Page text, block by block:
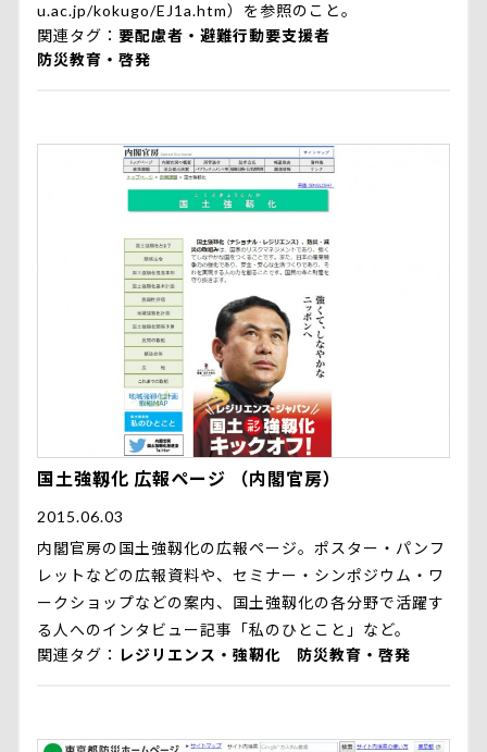
u.ac.jp/kokugo/EJ1a.htm）を参照のこと。
関連タグ
要配慮者・避難行動要支援者
防災教育・啓発
国土強靱化 広報ページ （内閣官房）
2015.06.03
内閣官房の国土強靱化の広報ページ。ポスター・パンフ
レットなどの広報資料や、セミナー・シンポジウム・ワ
ークショップなどの案内、国土強靱化の各分野で活躍す
る人へのインタビュー記事「私のひとこと」など。
関連タグ
レジリエンス・強靭化 防災教育・啓発